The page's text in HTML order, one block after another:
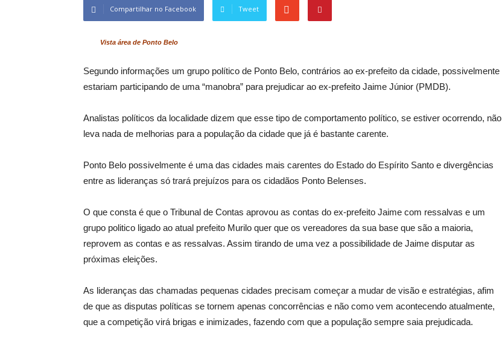
Compartilhar no Facebook Tweet
Vista área de Ponto Belo
Segundo informações um grupo político de Ponto Belo, contrários ao ex-prefeito da cidade, possivelmente
estariam participando de uma “manobra” para prejudicar ao ex-prefeito Jaime Júnior (PMDB).
Analistas políticos da localidade dizem que esse tipo de comportamento político, se estiver ocorrendo, não
leva nada de melhorias para a população da cidade que já é bastante carente.
Ponto Belo possivelmente é uma das cidades mais carentes do Estado do Espírito Santo e divergências
entre as lideranças só trará prejuízos para os cidadãos Ponto Belenses.
O que consta é que o Tribunal de Contas aprovou as contas do ex-prefeito Jaime com ressalvas e um
grupo politico ligado ao atual prefeito Murilo quer que os vereadores da sua base que são a maioria,
reprovem as contas e as ressalvas. Assim tirando de uma vez a possibilidade de Jaime disputar as
próximas eleições.
As lideranças das chamadas pequenas cidades precisam começar a mudar de visão e estratégias, afim
de que as disputas políticas se tornem apenas concorrências e não como vem acontecendo atualmente,
que a competição virá brigas e inimizades, fazendo com que a população sempre saia prejudicada.